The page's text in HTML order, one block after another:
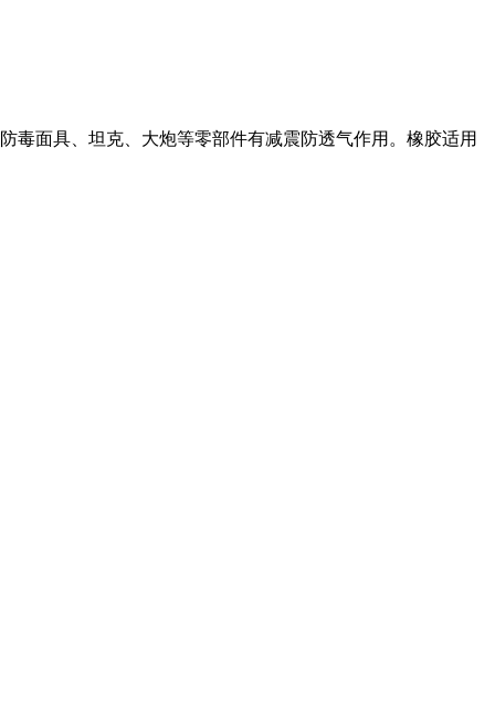
毒面具、坦克、大炮等零部件有减震防透气作用。橡胶适用